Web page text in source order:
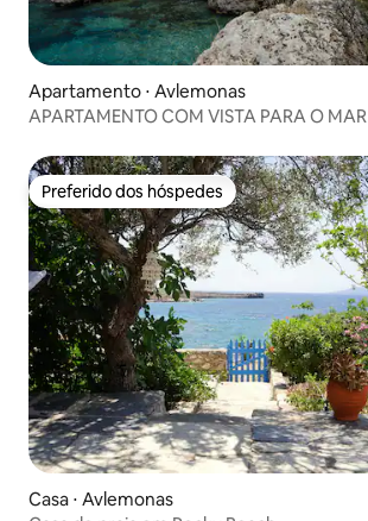
Apartamento ⋅ Avlemonas
APARTAMENTO COM VISTA PARA O MAR
Preferido dos hóspedes
Preferido dos hóspedes
Casa ⋅ Avlemonas